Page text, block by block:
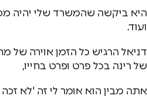
היא ביקשה שהמשרד שלי יהיה
ועוד.
דניאל הרגיש כל הזמן אוירה של
של רינה בכל פרט ופרט בחייו,
אתה מבין הוא אומר לי זה 'לא